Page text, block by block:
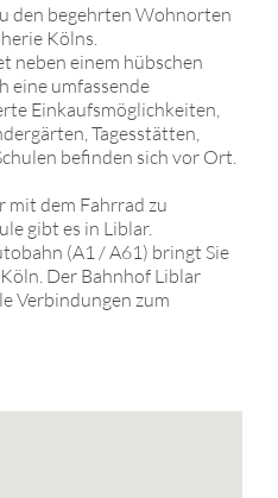
den begehrten Wohnorten
Kölns.
neben einem hübschen
eine umfassende
Einkaufsmöglichkeiten,
Tagesstätten,
befinden sich vor Ort.
mit dem Fahrrad zu
gibt es in Liblar.
(A1 / A61) bringt Sie
Der Bahnhof Liblar
Verbindungen zum